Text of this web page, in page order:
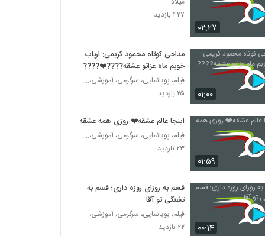
۰۲:۲۷
۴۲۷ بازدید
۰۱:۰۰
مداحی کوتاه محمود کریمی: ارباب
خوبم ماه عزاتو عشقه????❤️????
فیلم، پویانمایی، سرگرمی، آموزشی،....
۲۵ بازدید
۰۱:۵۹
اینجا عالم عشقه❤️ روزی همه عشقه
فیلم، پویانمایی، سرگرمی، آموزشی،....
۲۳ بازدید
۰۰:۱۴
قسم به روزای روزه داری؛ قسم به
تشنگی تو آقا
فیلم، پویانمایی، سرگرمی، آموزشی،....
۲۲ بازدید